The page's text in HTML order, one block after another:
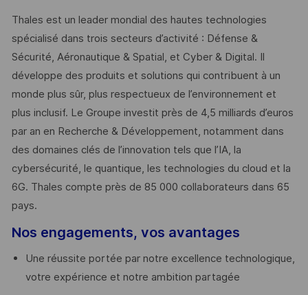
Thales est un leader mondial des hautes technologies
spécialisé dans trois secteurs d’activité : Défense &
Sécurité, Aéronautique & Spatial, et Cyber & Digital. Il
développe des produits et solutions qui contribuent à un
monde plus sûr, plus respectueux de l’environnement et
plus inclusif. Le Groupe investit près de 4,5 milliards d’euros
par an en Recherche & Développement, notamment dans
des domaines clés de l’innovation tels que l’IA, la
cybersécurité, le quantique, les technologies du cloud et la
6G. Thales compte près de 85 000 collaborateurs dans 65
pays. ​
Nos engagements, vos avantages
Une réussite portée par notre excellence technologique,
votre expérience et notre ambition partagée